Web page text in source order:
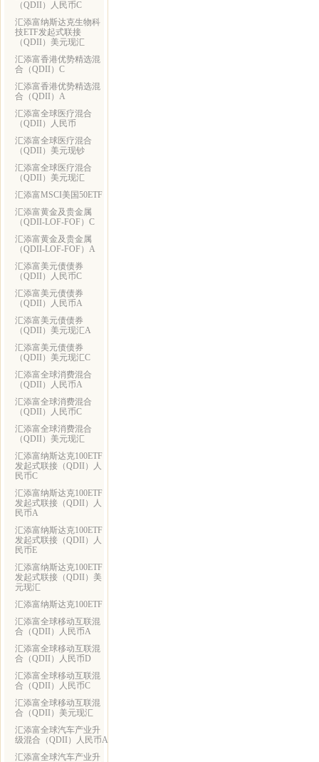
（QDII）人民币C
汇添富纳斯达克生物科
技ETF发起式联接
（QDII）美元现汇
汇添富香港优势精选混
合（QDII）C
汇添富香港优势精选混
合（QDII）A
汇添富全球医疗混合
（QDII）人民币
汇添富全球医疗混合
（QDII）美元现钞
汇添富全球医疗混合
（QDII）美元现汇
汇添富MSCI美国50ETF
汇添富黄金及贵金属
（QDII-LOF-FOF）C
汇添富黄金及贵金属
（QDII-LOF-FOF）A
汇添富美元债债券
（QDII）人民币C
汇添富美元债债券
（QDII）人民币A
汇添富美元债债券
（QDII）美元现汇A
汇添富美元债债券
（QDII）美元现汇C
汇添富全球消费混合
（QDII）人民币A
汇添富全球消费混合
（QDII）人民币C
汇添富全球消费混合
（QDII）美元现汇
汇添富纳斯达克100ETF
发起式联接（QDII）人
民币C
汇添富纳斯达克100ETF
发起式联接（QDII）人
民币A
汇添富纳斯达克100ETF
发起式联接（QDII）人
民币E
汇添富纳斯达克100ETF
发起式联接（QDII）美
元现汇
汇添富纳斯达克100ETF
汇添富全球移动互联混
合（QDII）人民币A
汇添富全球移动互联混
合（QDII）人民币D
汇添富全球移动互联混
合（QDII）人民币C
汇添富全球移动互联混
合（QDII）美元现汇
汇添富全球汽车产业升
级混合（QDII）人民币A
汇添富全球汽车产业升